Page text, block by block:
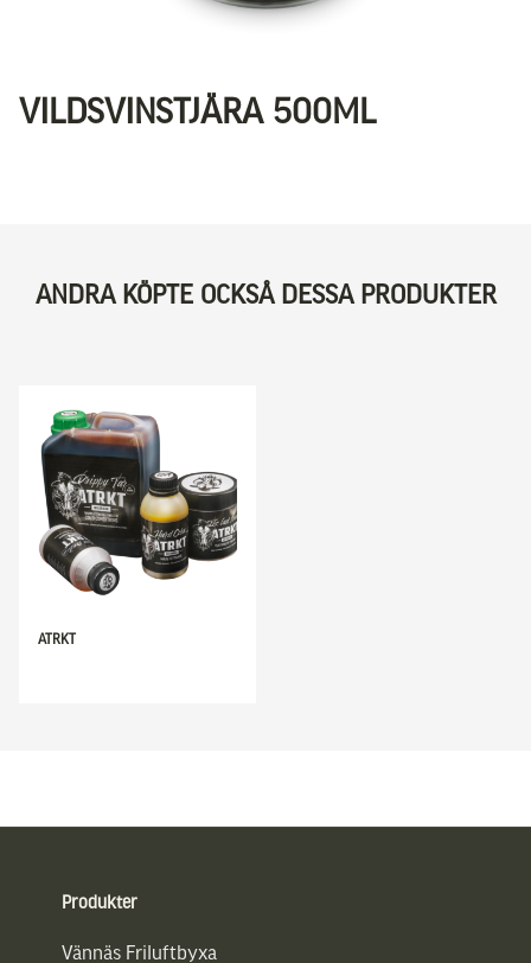
VILDSVINSTJÄRA 500ML
ANDRA KÖPTE OCKSÅ DESSA PRODUKTER
ATRKT
Produkter
Vännäs Friluftbyxa